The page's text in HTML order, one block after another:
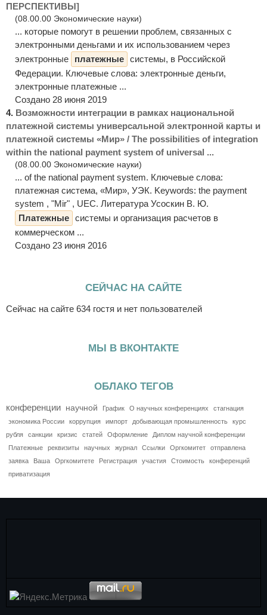
ПЕРСПЕКТИВЫ]
(08.00.00 Экономические науки)
... которые помогут в решении проблем, связанных с
электронными деньгами и их использованием через
электронные
платежные системы, в Российской
Федерации. Ключевые слова: электронные деньги,
электронные платежные ...
Создано 28 июня 2019
4. Возможности интеграции в рамках национальной
платежной системы универсальной электронной карты и
платежной системы «Мир» / The possibilities of integration
within the national payment system of universal ...
(08.00.00 Экономические науки)
... of the national payment system. Ключевые слова:
платежная система, «Мир», УЭК. Keywords: the payment
system , "Mir" , UEC. Литература Усоскин В. Ю.
Платежные системы и организация расчетов в
коммерческом ...
Создано 23 июня 2016
СЕЙЧАС НА САЙТЕ
Сейчас на сайте 634 гостя и нет пользователей
МЫ В ВКОНТАКТЕ
ОБЛАКО ТЕГОВ
конференции научной График О научных конференциях
стагнация
экономика России
коррупция импорт добывающая промышленность
курс
рубля
санкции кризис статей Оформление
Диплом научной конференции
Платежные
реквизиты научных журнал Ссылки Оргкомитет
отправлена
заявка
Ваша Оргкомитете Регистрация участия Стоимость
конференций
приватизация